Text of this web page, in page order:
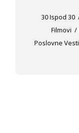
30 Ispod 30
Filmovi
Poslovne Vesti